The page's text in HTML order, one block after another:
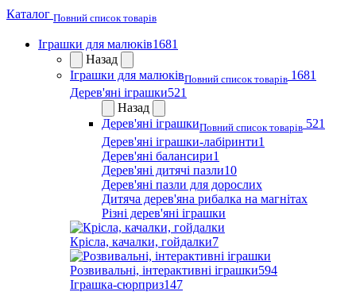
Каталог Повний список товарів
Іграшки для малюків1681
Назад
Іграшки для малюківПовний список товарів 1681
Дерев'яні іграшки521
Назад
Дерев'яні іграшкиПовний список товарів 521
Дерев'яні іграшки-лабіринти1
Дерев'яні балансири1
Дерев'яні дитячі пазли10
Дерев'яні пазли для дорослих
Дитяча дерев'яна рибалка на магнітах
Різні дерев'яні іграшки
Крісла, качалки, гойдалки7
Розвивальні, інтерактивні іграшки594
Іграшка-сюрприз147